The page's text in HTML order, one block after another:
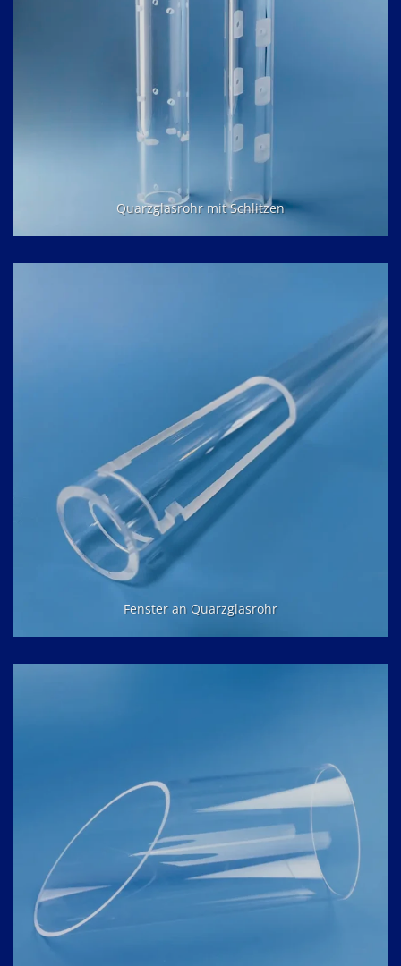
Quarzglasrohr mit Schlitzen
Fenster an Quarzglasrohr